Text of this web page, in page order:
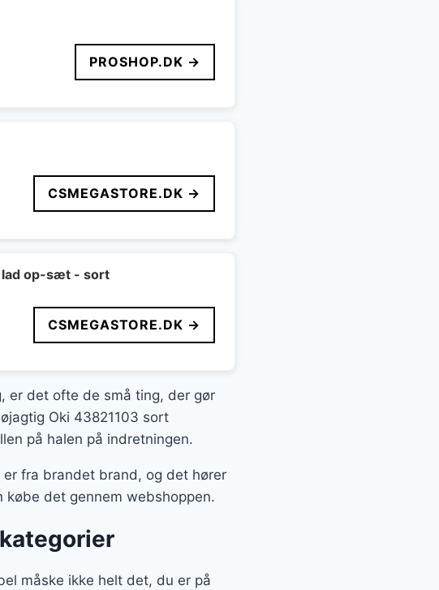
PROSHOP.DK →
CSMEGASTORE.DK →
lad op-sæt - sort
CSMEGASTORE.DK →
er det ofte de små ting, der gør
Oki 43821103 sort
på halen på indretningen.
fra brandet brand, og det hører
købe det gennem webshoppen.
måske ikke helt det, du er på